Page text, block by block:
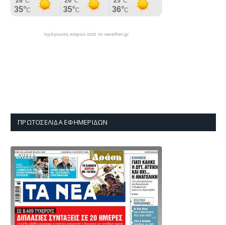
πρόγνωση καιρού από το weather.gr
ΠΡΩΤΟΣΈΛΙΔΑ ΕΦΗΜΕΡΊΔΩΝ